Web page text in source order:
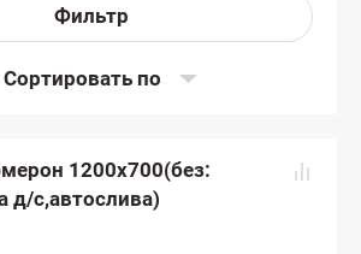
Сортировать по
Фильтр
1200х700(без:
д/с,автослива)